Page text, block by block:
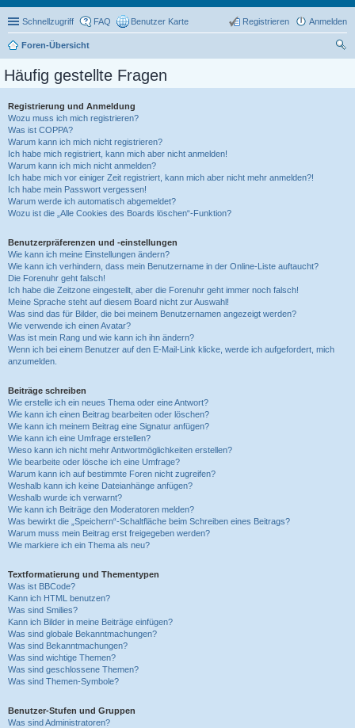
Schnellzugriff FAQ Benutzer Karte Anmelden
Registrieren
Foren-Übersicht
Häufig gestellte Fragen
Registrierung und Anmeldung
Wozu muss ich mich registrieren?
Was ist COPPA?
Warum kann ich mich nicht registrieren?
Ich habe mich registriert, kann mich aber nicht anmelden!
Warum kann ich mich nicht anmelden?
Ich habe mich vor einiger Zeit registriert, kann mich aber nicht mehr anmelden?!
Ich habe mein Passwort vergessen!
Warum werde ich automatisch abgemeldet?
Wozu ist die „Alle Cookies des Boards löschen“-Funktion?
Benutzerpräferenzen und -einstellungen
Wie kann ich meine Einstellungen ändern?
Wie kann ich verhindern, dass mein Benutzername in der Online-Liste auftaucht?
Die Forenuhr geht falsch!
Ich habe die Zeitzone eingestellt, aber die Forenuhr geht immer noch falsch!
Meine Sprache steht auf diesem Board nicht zur Auswahl!
Was sind das für Bilder, die bei meinem Benutzernamen angezeigt werden?
Wie verwende ich einen Avatar?
Was ist mein Rang und wie kann ich ihn ändern?
Wenn ich bei einem Benutzer auf den E-Mail-Link klicke, werde ich aufgefordert, mich
anzumelden.
Beiträge schreiben
Wie erstelle ich ein neues Thema oder eine Antwort?
Wie kann ich einen Beitrag bearbeiten oder löschen?
Wie kann ich meinem Beitrag eine Signatur anfügen?
Wie kann ich eine Umfrage erstellen?
Wieso kann ich nicht mehr Antwortmöglichkeiten erstellen?
Wie bearbeite oder lösche ich eine Umfrage?
Warum kann ich auf bestimmte Foren nicht zugreifen?
Weshalb kann ich keine Dateianhänge anfügen?
Weshalb wurde ich verwarnt?
Wie kann ich Beiträge den Moderatoren melden?
Was bewirkt die „Speichern“-Schaltfläche beim Schreiben eines Beitrags?
Warum muss mein Beitrag erst freigegeben werden?
Wie markiere ich ein Thema als neu?
Textformatierung und Thementypen
Was ist BBCode?
Kann ich HTML benutzen?
Was sind Smilies?
Kann ich Bilder in meine Beiträge einfügen?
Was sind globale Bekanntmachungen?
Was sind Bekanntmachungen?
Was sind wichtige Themen?
Was sind geschlossene Themen?
Was sind Themen-Symbole?
Benutzer-Stufen und Gruppen
Was sind Administratoren?